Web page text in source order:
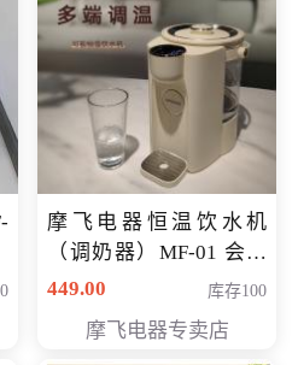
摩飞电器恒温饮水机
（调奶器）MF-01 会员
专享价366元
449.00 库存100
摩飞电器专卖店